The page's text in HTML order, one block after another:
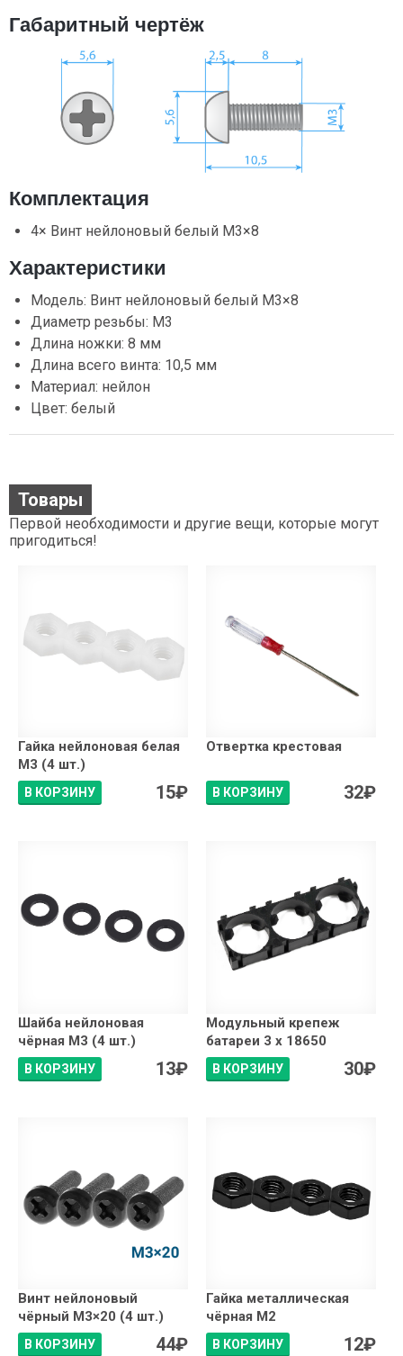
Габаритный чертёж
Комплектация
4× Винт нейлоновый белый М3×8
Характеристики
Модель: Винт нейлоновый белый М3×8
Диаметр резьбы: М3
Длина ножки: 8 мм
Длина всего винта: 10,5 мм
Материал: нейлон
Цвет: белый
Товары
Первой необходимости и другие вещи, которые могут
пригодиться!
Гайка нейлоновая белая
М3 (4 шт.)
В КОРЗИНУ 15₽
Отвертка крестовая
В КОРЗИНУ 32₽
Шайба нейлоновая
чёрная М3 (4 шт.)
В КОРЗИНУ 13₽
Модульный крепеж
батареи 3 x 18650
В КОРЗИНУ 30₽
Винт нейлоновый
чёрный М3×20 (4 шт.)
В КОРЗИНУ 44₽
Гайка металлическая
чёрная М2
В КОРЗИНУ 12₽